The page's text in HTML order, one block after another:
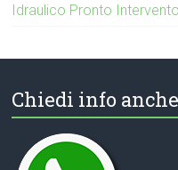
Idraulico Pronto
Chiedi info